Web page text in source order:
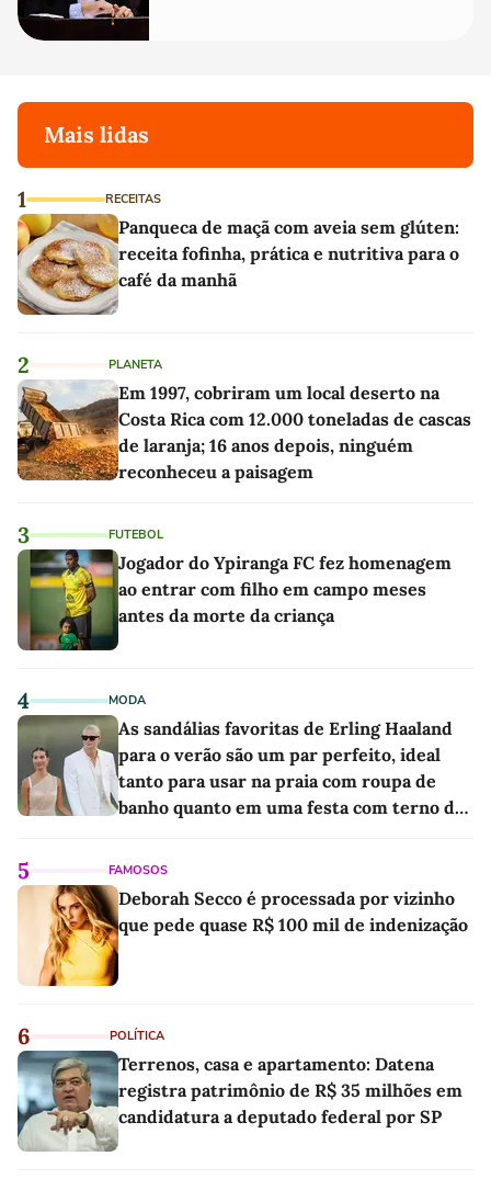
Mais lidas
1 RECEITAS
Panqueca de maçã com aveia sem glúten:
receita fofinha, prática e nutritiva para o
café da manhã
2 PLANETA
Em 1997, cobriram um local deserto na
Costa Rica com 12.000 toneladas de cascas
de laranja; 16 anos depois, ninguém
reconheceu a paisagem
3 FUTEBOL
Jogador do Ypiranga FC fez homenagem
ao entrar com filho em campo meses
antes da morte da criança
4 MODA
As sandálias favoritas de Erling Haaland
para o verão são um par perfeito, ideal
tanto para usar na praia com roupa de
banho quanto em uma festa com terno de
5 FAMOSOS
Deborah Secco é processada por vizinho
que pede quase R$ 100 mil de indenização
6 POLÍTICA
Terrenos, casa e apartamento: Datena
registra patrimônio de R$ 35 milhões em
candidatura a deputado federal por SP